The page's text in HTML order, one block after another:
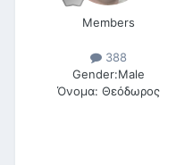
Members
388
Gender:Male
Όνομα: Θεόδωρος